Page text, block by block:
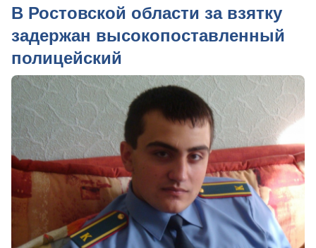
В Ростовской области за взятку
задержан высокопоставленный
полицейский